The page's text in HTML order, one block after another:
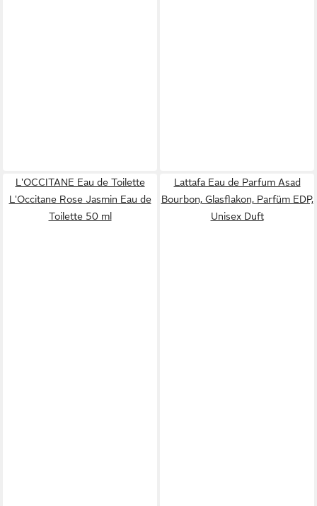
L'OCCITANE Eau de Toilette
L'Occitane Rose Jasmin Eau de
Toilette 50 ml
Lattafa Eau de Parfum Asad
Bourbon, Glasflakon, Parfüm EDP,
Unisex Duft